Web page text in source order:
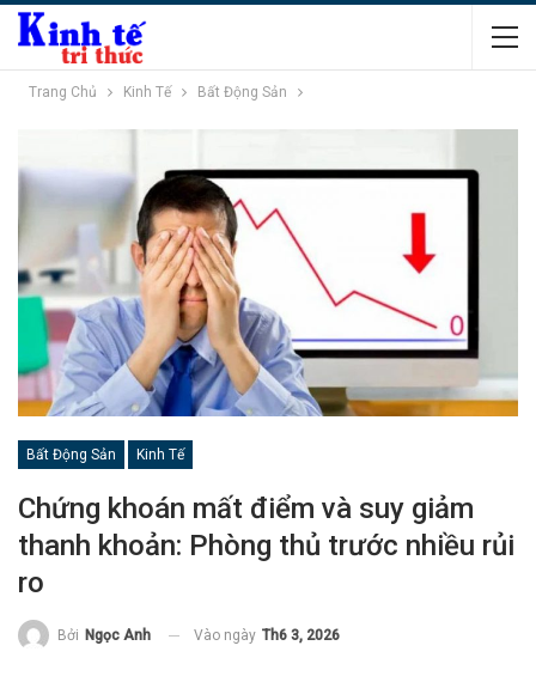
Trang Chủ Kinh Tế Bất Động Sản
Bất Động Sản Kinh Tế
Chứng khoán mất điểm và suy giảm
thanh khoản: Phòng thủ trước nhiều rủi
ro
Bởi Ngọc Anh Vào ngày Th6 3, 2026